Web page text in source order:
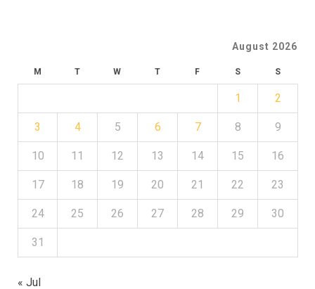
August 2026
M T W T F S S
1 2
3 4 5 6 7 8 9
10 11 12 13 14 15 16
17 18 19 20 21 22 23
24 25 26 27 28 29 30
31
« Jul